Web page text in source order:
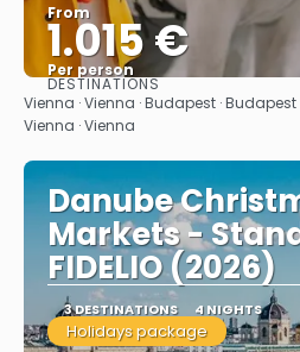
From
1.015 €
Per person
See
DESTINATIONS
Vienna · Vienna · Budapest ·
Vienna · Vienna
Danube
Markets -
FIDELIO (2026)
3 DESTINATIONS 4 NIGHTS
Holidays package